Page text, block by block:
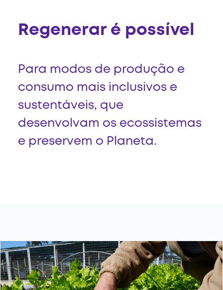
Regenerar é possível
Para modos de produção e
consumo mais inclusivos e
sustentáveis, que
desenvolvam os ecossistemas
e preservem o Planeta.